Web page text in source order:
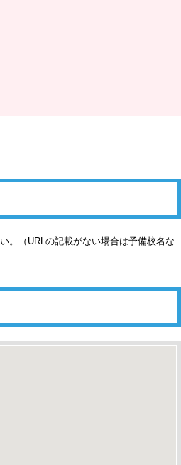
。（URLの記載がない場合は予備校名な